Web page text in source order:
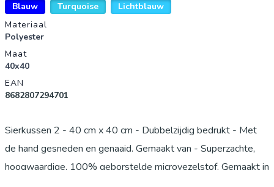
Blauw
Turquoise
Lichtblauw
Materiaal
Polyester
Maat
40x40
EAN
8682807294701
Sierkussen 2 - 40 cm x 40 cm - Dubbelzijdig bedrukt - Met
de hand gesneden en genaaid. Gemaakt van - Superzachte,
hoogwaardige, 100% geborstelde microvezelstof. Gemaakt in